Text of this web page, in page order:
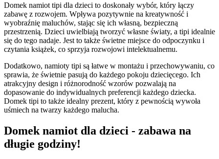
Domek namiot tipi dla dzieci to doskonały wybór, który łączy
zabawę z rozwojem. Wpływa pozytywnie na kreatywność i
wyobraźnię maluchów, stając się ich własną, bezpieczną
przestrzenią. Dzieci uwielbiają tworzyć własne światy, a tipi idealnie
się do tego nadaje. Jest to także świetne miejsce do odpoczynku i
czytania książek, co sprzyja rozwojowi intelektualnemu.
Dodatkowo, namioty tipi są łatwe w montażu i przechowywaniu, co
sprawia, że świetnie pasują do każdego pokoju dziecięcego. Ich
atrakcyjny design i różnorodność wzorów pozwalają na
dopasowanie do indywidualnych preferencji każdego dziecka.
Domek tipi to także idealny prezent, który z pewnością wywoła
uśmiech na twarzy każdego malucha.
Domek namiot dla dzieci - zabawa na
długie godziny!